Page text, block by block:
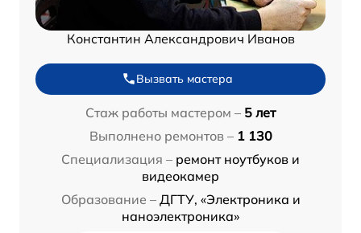
Константин Александрович Иванов
Вызвать мастера
Стаж работы мастером – 5 лет
Выполнено ремонтов – 1 130
Специализация – ремонт ноутбуков и
видеокамер
Образование – ДГТУ, «Электроника и
наноэлектроника»